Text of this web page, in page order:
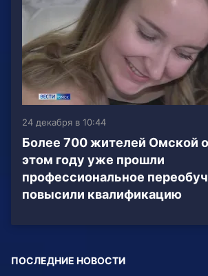
24 декабря в 10:44
Более 700 жителей Омской
этом году уже прошли
профессиональное
повысили квалификацию
ПОСЛЕДНИЕ НОВОСТИ